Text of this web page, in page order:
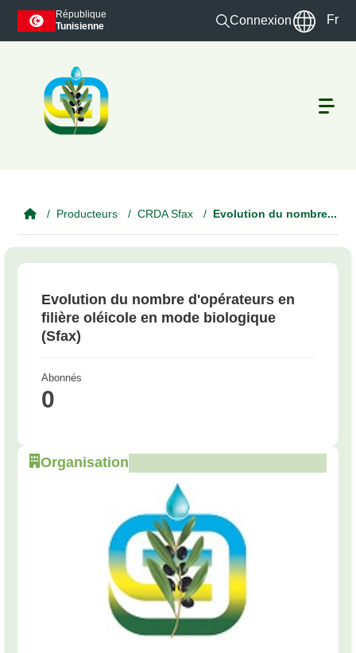
Skip to main content
République
Tunisienne
Connexion Fr
Producteurs CRDA Sfax Evolution du nombre...
Evolution du nombre d'opérateurs en
filière oléicole en mode biologique
(Sfax)
Abonnés
0
Organisation